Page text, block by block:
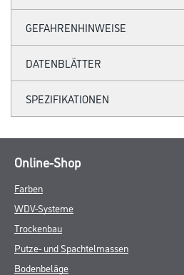
GEFAHRENHINWEISE
DATENBLÄTTER
SPEZIFIKATIONEN
Online-Shop
Farben
WDV-Systeme
Trockenbau
Putze- und Spachtelmassen
Bodenbeläge